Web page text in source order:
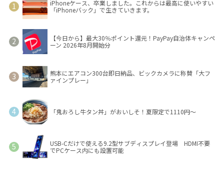
iPhoneケース、卒業しました。これからは最高に使いやすい
「iPhoneバック」で生きていきます。
【今日から】最大30％ポイント還元！PayPay自治体キャンペ
ーン 2026年8月開始分
熊本にエアコン300台即日納品、ビックカメラに称賛「大フ
ァインプレー」
「鬼おろし牛タン丼」がおいしそ！夏限定で1110円～
USB-Cだけで使える9.2型サブディスプレイ登場 HDMI不要
でPCケース内にも設置可能